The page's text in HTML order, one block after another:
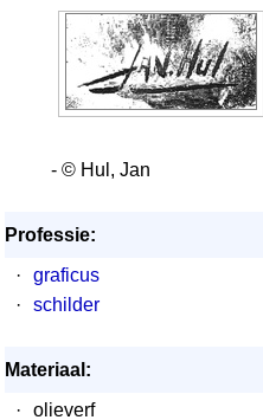
- © Hul, Jan
Professie:
·
graficus
·
schilder
Materiaal:
·
olieverf